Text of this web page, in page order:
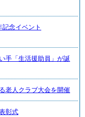
念イベント
手「生活援助員」が誕
老人クラブ大会を開催
彰式